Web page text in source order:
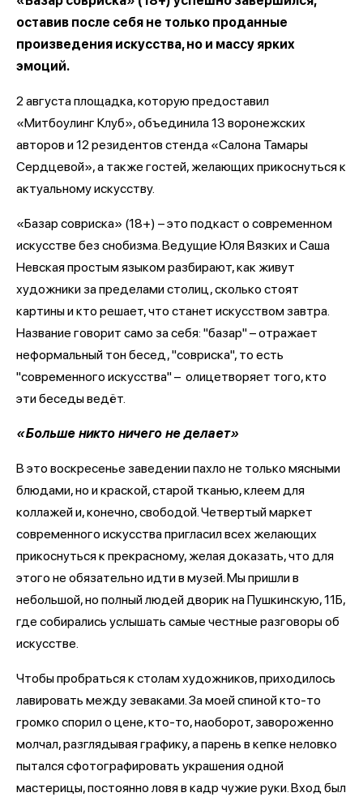
оставив после себя не только проданные
произведения искусства, но и массу ярких
эмоций.
2 августа площадка, которую предоставил
«Митбоулинг Клуб», объединила 13 воронежских
авторов и 12 резидентов стенда «Салона Тамары
Сердцевой», а также гостей, желающих прикоснуться к
актуальному искусству.
«Базар совриска» (18+) – это подкаст о современном
искусстве без снобизма. Ведущие Юля Вязких и Саша
Невская простым языком разбирают, как живут
художники за пределами столиц, сколько стоят
картины и кто решает, что станет искусством завтра.
Название говорит само за себя: "базар" – отражает
неформальный тон бесед, "совриска", то есть
"современного искусства" – олицетворяет того, кто
эти беседы ведёт.
«Больше никто ничего не делает»
В это воскресенье заведении пахло не только мясными
блюдами, но и краской, старой тканью, клеем для
коллажей и, конечно, свободой. Четвертый маркет
современного искусства пригласил всех желающих
прикоснуться к прекрасному, желая доказать, что для
этого не обязательно идти в музей. Мы пришли в
небольшой, но полный людей дворик на Пушкинскую, 11Б,
где собирались услышать самые честные разговоры об
искусстве.
Чтобы пробраться к столам художников, приходилось
лавировать между зеваками. За моей спиной кто-то
громко спорил о цене, кто-то, наоборот, завороженно
молчал, разглядывая графику, а парень в кепке неловко
пытался сфотографировать украшения одной
мастерицы, постоянно ловя в кадр чужие руки. Вход был